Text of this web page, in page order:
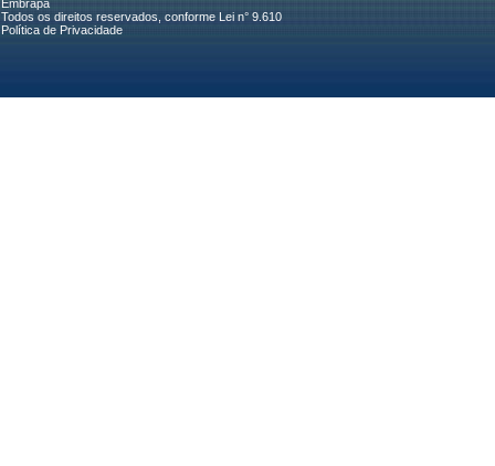
Embrapa
Todos os direitos reservados, conforme Lei n° 9.610
Política de Privacidade